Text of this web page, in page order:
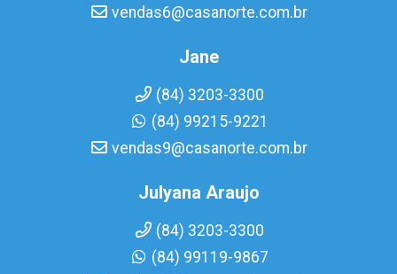
vendas6@casanorte.com.br
Jane
(84) 3203-3300
(84) 99215-9221
vendas9@casanorte.com.br
Julyana Araujo
(84) 3203-3300
(84) 99119-9867